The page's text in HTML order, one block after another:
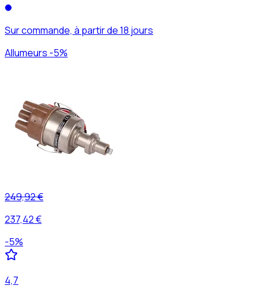
Sur commande, à partir de 18 jours
Allumeurs -5%
249,92 €
237,42 €
-5%
4,7